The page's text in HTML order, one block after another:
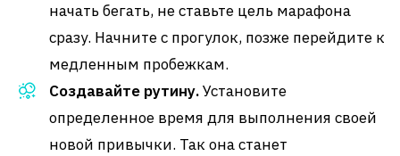
начать бегать, не ставьте цель марафона
сразу. Начните с прогулок, позже перейдите к
медленным пробежкам.
Создавайте рутину.Установите
определенное время для выполнения своей
новой привычки. Так она станет